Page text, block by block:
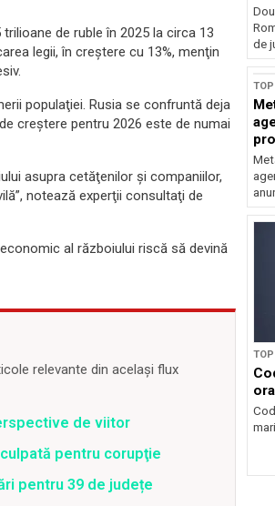
de ruble în 2025 la circa 13
legii, în creştere cu 13%, menţin
populaţiei. Rusia se confruntă deja
creştere pentru 2026 este de numai
asupra cetăţenilor şi companiilor,
notează experţii consultaţi de
al războiului riscă să devină
relevante din același flux
de viitor
pentru corupţie
pentru 39 de județe
de